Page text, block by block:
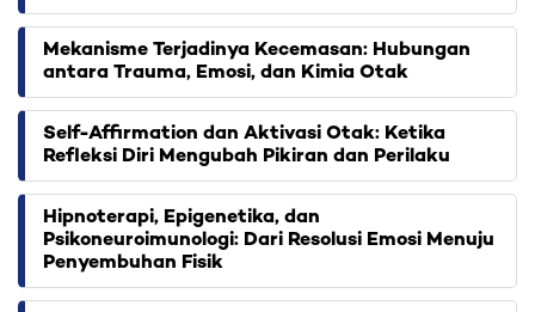
Mekanisme Terjadinya Kecemasan: Hubungan
antara Trauma, Emosi, dan Kimia Otak
Self-Affirmation dan Aktivasi Otak: Ketika
Refleksi Diri Mengubah Pikiran dan Perilaku
Hipnoterapi, Epigenetika, dan
Psikoneuroimunologi: Dari Resolusi Emosi Menuju
Penyembuhan Fisik